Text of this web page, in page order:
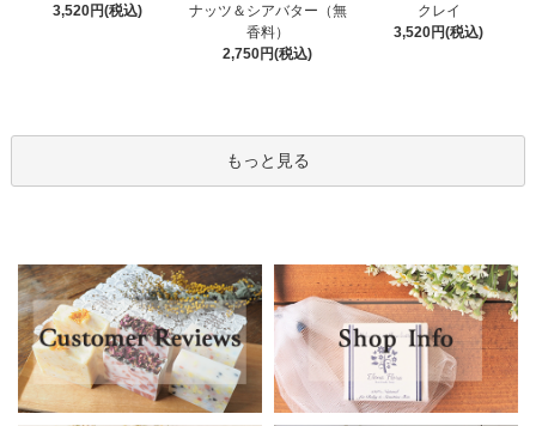
3,520円(税込)
ナッツ＆シアバター（無
香料）
2,750円(税込)
クレイ
3,520円(税込)
もっと見る